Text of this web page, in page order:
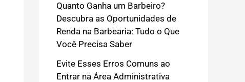
Quanto Ganha um Barbeiro?
Descubra as Oportunidades de
Renda na Barbearia: Tudo o Que
Você Precisa Saber
Evite Esses Erros Comuns ao
Entrar na Área Administrativa